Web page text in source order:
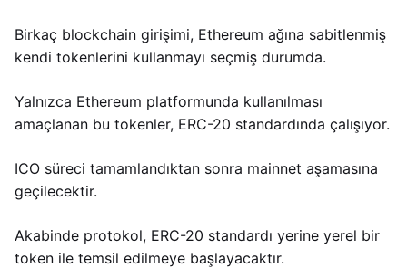
Birkaç blockchain girişimi, Ethereum ağına sabitlenmiş
kendi tokenlerini kullanmayı seçmiş durumda.
Yalnızca Ethereum platformunda kullanılması
amaçlanan bu tokenler, ERC-20 standardında çalışıyor.
ICO süreci tamamlandıktan sonra mainnet aşamasına
geçilecektir.
Akabinde protokol, ERC-20 standardı yerine yerel bir
token ile temsil edilmeye başlayacaktır.